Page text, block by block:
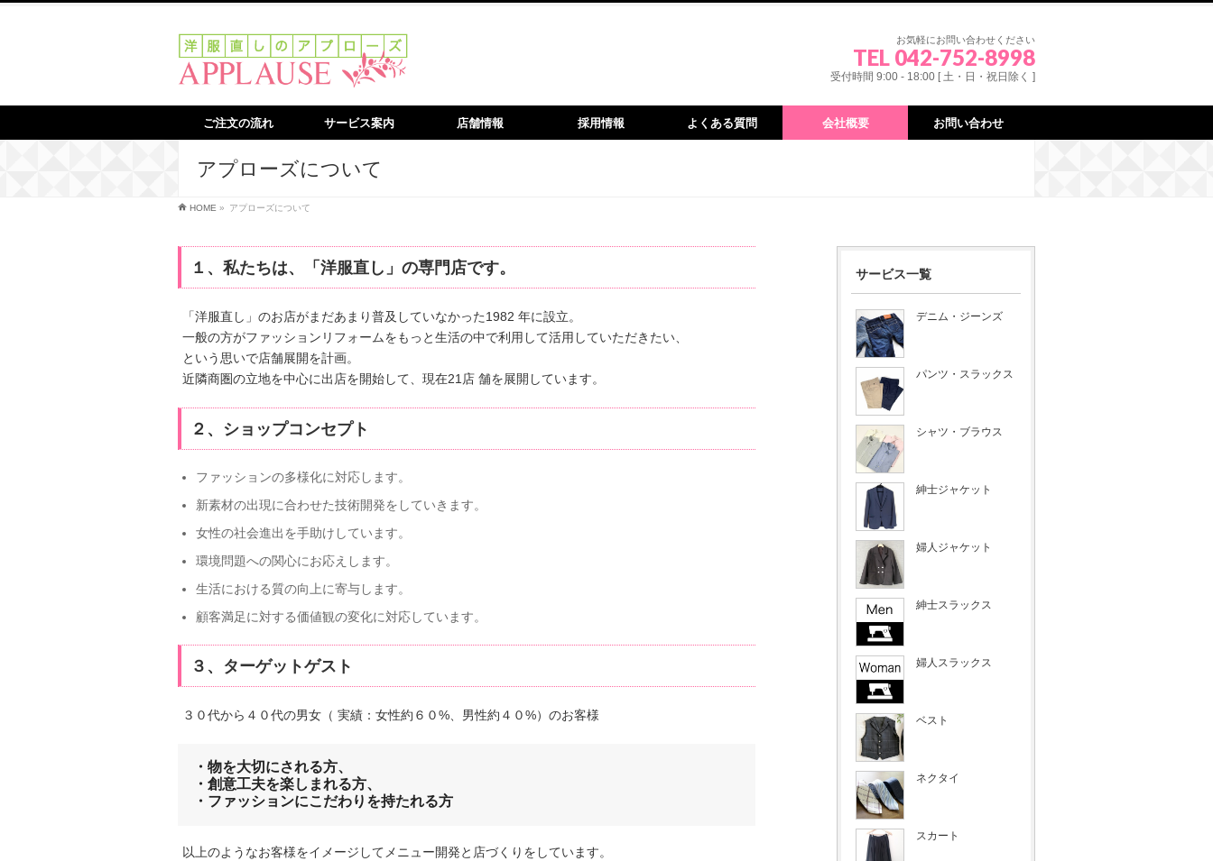
お気軽にお問い合わせください
TEL 042-752-8998
受付時間 9:00 - 18:00 [ 土・日・祝日除く ]
ご注文の流れ サービス案内 店舗情報 採用情報 よくある質問 会社概要 お問い合わせ
アプローズについて
HOME » アプローズについて
１、私たちは、「洋服直し」の専門店です。
「洋服直し」のお店がまだあまり普及していなかった1982 年に設立。
一般の方がファッションリフォームをもっと生活の中で利用して活用していただきたい、
という思いで店舗展開を計画。
近隣商圏の立地を中心に出店を開始して、現在21店 舗を展開しています。
２、ショップコンセプト
ファッションの多様化に対応します。
新素材の出現に合わせた技術開発をしていきます。
女性の社会進出を手助けしています。
環境問題への関心にお応えします。
生活における質の向上に寄与します。
顧客満足に対する価値観の変化に対応しています。
３、ターゲットゲスト
３０代から４０代の男女（ 実績：女性約６０%、男性約４０%）のお客様
・物を大切にされる方、
・創意工夫を楽しまれる方、
・ファッションにこだわりを持たれる方
以上のようなお客様をイメージしてメニュー開発と店づくりをしています。
サービス一覧
デニム・ジーンズ
パンツ・スラックス
シャツ・ブラウス
紳士ジャケット
婦人ジャケット
紳士スラックス
婦人スラックス
ベスト
ネクタイ
スカート